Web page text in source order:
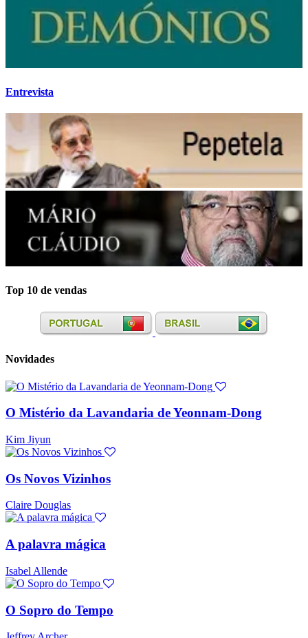
Entrevista
Top 10 de vendas
Novidades
O Mistério da Lavandaria de Yeonnam-Dong
Kim Jiyun
Os Novos Vizinhos
Claire Douglas
A palavra mágica
Isabel Allende
O Sopro do Tempo